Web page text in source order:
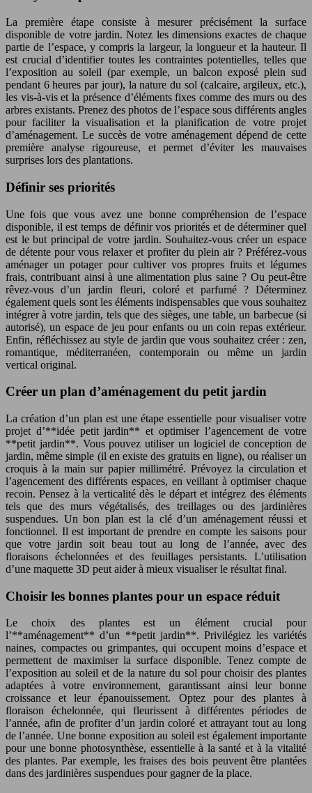
La première étape consiste à mesurer précisément la surface
disponible de votre jardin. Notez les dimensions exactes de chaque
partie de l’espace, y compris la largeur, la longueur et la hauteur. Il
est crucial d’identifier toutes les contraintes potentielles, telles que
l’exposition au soleil (par exemple, un balcon exposé plein sud
pendant 6 heures par jour), la nature du sol (calcaire, argileux, etc.),
les vis-à-vis et la présence d’éléments fixes comme des murs ou des
arbres existants. Prenez des photos de l’espace sous différents angles
pour faciliter la visualisation et la planification de votre projet
d’aménagement. Le succès de votre aménagement dépend de cette
première analyse rigoureuse, et permet d’éviter les mauvaises
surprises lors des plantations.
Définir ses priorités
Une fois que vous avez une bonne compréhension de l’espace
disponible, il est temps de définir vos priorités et de déterminer quel
est le but principal de votre jardin. Souhaitez-vous créer un espace
de détente pour vous relaxer et profiter du plein air ? Préférez-vous
aménager un potager pour cultiver vos propres fruits et légumes
frais, contribuant ainsi à une alimentation plus saine ? Ou peut-être
rêvez-vous d’un jardin fleuri, coloré et parfumé ? Déterminez
également quels sont les éléments indispensables que vous souhaitez
intégrer à votre jardin, tels que des sièges, une table, un barbecue (si
autorisé), un espace de jeu pour enfants ou un coin repas extérieur.
Enfin, réfléchissez au style de jardin que vous souhaitez créer : zen,
romantique, méditerranéen, contemporain ou même un jardin
vertical original.
Créer un plan d’aménagement du petit jardin
La création d’un plan est une étape essentielle pour visualiser votre
projet d’**idée petit jardin** et optimiser l’agencement de votre
**petit jardin**. Vous pouvez utiliser un logiciel de conception de
jardin, même simple (il en existe des gratuits en ligne), ou réaliser un
croquis à la main sur papier millimétré. Prévoyez la circulation et
l’agencement des différents espaces, en veillant à optimiser chaque
recoin. Pensez à la verticalité dès le départ et intégrez des éléments
tels que des murs végétalisés, des treillages ou des jardinières
suspendues. Un bon plan est la clé d’un aménagement réussi et
fonctionnel. Il est important de prendre en compte les saisons pour
que votre jardin soit beau tout au long de l’année, avec des
floraisons échelonnées et des feuillages persistants. L’utilisation
d’une maquette 3D peut aider à mieux visualiser le résultat final.
Choisir les bonnes plantes pour un espace réduit
Le choix des plantes est un élément crucial pour
l’**aménagement** d’un **petit jardin**. Privilégiez les variétés
naines, compactes ou grimpantes, qui occupent moins d’espace et
permettent de maximiser la surface disponible. Tenez compte de
l’exposition au soleil et de la nature du sol pour choisir des plantes
adaptées à votre environnement, garantissant ainsi leur bonne
croissance et leur épanouissement. Optez pour des plantes à
floraison échelonnée, qui fleurissent à différentes périodes de
l’année, afin de profiter d’un jardin coloré et attrayant tout au long
de l’année. Une bonne exposition au soleil est également importante
pour une bonne photosynthèse, essentielle à la santé et à la vitalité
des plantes. Par exemple, les fraises des bois peuvent être plantées
dans des jardinières suspendues pour gagner de la place.